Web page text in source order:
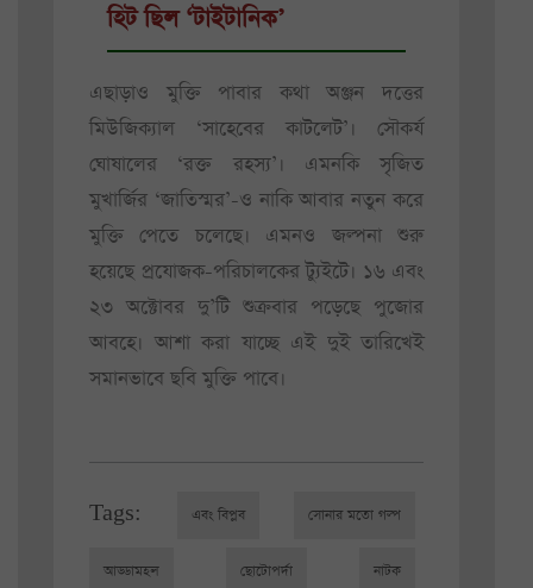
হিট ছিল ‘টাইটানিক’
এছাড়াও মুক্তি পাবার কথা অঞ্জন দত্তের
মিউজিক্যাল ‘সাহেবের কাটলেট’। সৌকর্য
ঘোষালের ‘রক্ত রহস্য’। এমনকি সৃজিত
মুখার্জির ‘জাতিস্মর’-ও নাকি আবার নতুন করে
মুক্তি পেতে চলেছে। এমনও জল্পনা শুরু
হয়েছে প্রযোজক-পরিচালকের ট্যুইটে। ১৬ এবং
২৩ অক্টোবর দু’টি শুক্রবার পড়েছে পুজোর
আবহে। আশা করা যাচ্ছে এই দুই তারিখেই
সমানভাবে ছবি মুক্তি পাবে।
Tags: এবং বিপ্লব সোনার মতো গল্প
আড্ডামহল ছোটোপর্দা নাটক